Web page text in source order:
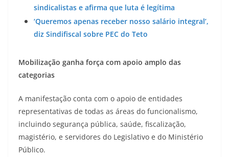
sindicalistas e afirma que luta é legítima
‘Queremos apenas receber nosso salário integral’,
diz Sindifiscal sobre PEC do Teto
Mobilização ganha força com apoio amplo das
categorias
A manifestação conta com o apoio de entidades
representativas de todas as áreas do funcionalismo,
incluindo segurança pública, saúde, fiscalização,
magistério, e servidores do Legislativo e do Ministério
Público.